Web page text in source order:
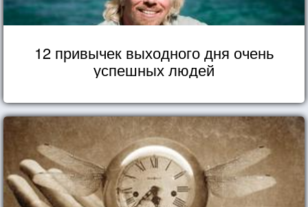
12 привычек выходного дня очень
успешных людей